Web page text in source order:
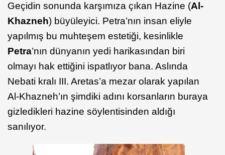
Geçidin sonunda karşımıza çıkan Hazine (Al-
Khazneh) büyüleyici. Petra’nın insan eliyle
yapılmış bu muhteşem estetiği, kesinlikle
Petra’nın dünyanın yedi harikasından biri
olmayı hak ettiğini ispatlıyor bana. Aslında
Nebati kralı III. Aretas’a mezar olarak yapılan
Al-Khazneh’ın şimdiki adını korsanların buraya
gizledikleri hazine söylentisinden aldığı
sanılıyor.